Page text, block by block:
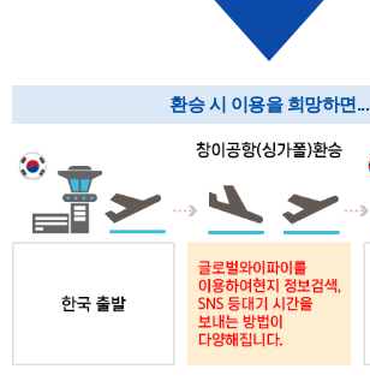
환승 시 이용을 희망하면...